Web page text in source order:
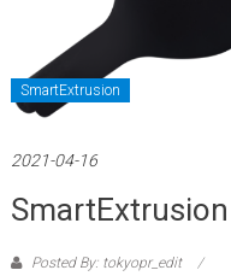
SmartExtrusion
2021-04-16
Posted By: tokyopr_edit